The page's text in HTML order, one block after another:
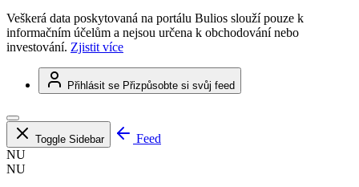
Veškerá data poskytovaná na portálu Bulios slouží pouze k
informačním účelům a nejsou určena k obchodování nebo
investování. Zjistit více
Přihlásit se Přizpůsobte si svůj feed
Toggle Sidebar
Feed
NU
NU